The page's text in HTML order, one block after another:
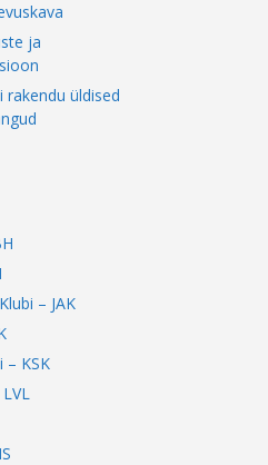
ja
rakendu üldised
– JAK
– KSK